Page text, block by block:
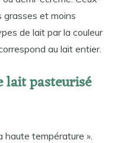
grasses et moins
de lait par la couleur
au lait entier.
lait pasteurisé
haute température ».